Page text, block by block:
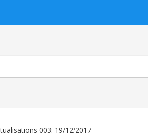
003: 19/12/2017